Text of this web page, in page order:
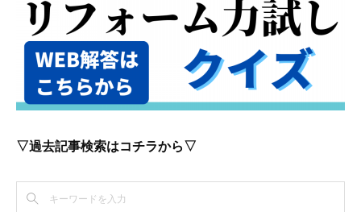
▽過去記事検索はコチラから▽